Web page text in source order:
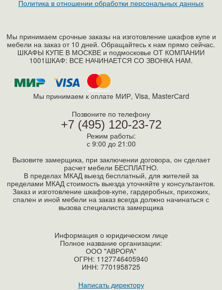
Политика в отношении обработки персональных данных
Мы принимаем срочные заказы на изготовление шкафов купе и
мебели на заказ от 10 дней. Обращайтесь к нам прямо сейчас.
ШКАФЫ КУПЕ В МОСКВЕ и подмосковье ОТ КОМПАНИИ
1001ШКАФ: ВСЕ НАЧИНАЕТСЯ СО ЗВОНКА НАМ.
Мы принимаем к оплате МИР, Visa, MasterСard
Позвоните по телефону
+7 (495) 120-23-72
Режим работы:
с 9:00 до 21:00
Вызовите замерщика, при заключении договора, он сделает
расчет мебели БЕСПЛАТНО.
В пределах МКАД выезд бесплатный, для жителей за
пределами МКАД стоимость выезда уточняйте у консультантов.
Заказ и изготовление шкафов-купе, гардеробных, прихожих,
спален и иной мебели на заказ всегда должно начинаться с
вызова специалиста замерщика
Информация о юридическом лице
Полное название организации:
ООО "АВРОРА"
ОГРН: 1127746405940
ИНН: 7701958725
Написать директору